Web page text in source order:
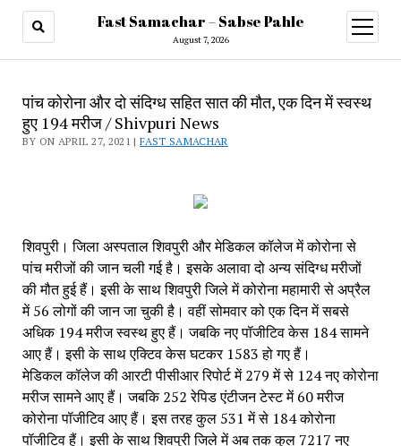
Fast Samachar – Sabse Pahle
August 7, 2026
open
menu
पांच कोरोना और दो संदिग्ध सहित सात की मौत, एक दिन में स्वस्थ
हुए 194 मरीज / Shivpuri News
BY ON APRIL 27, 2021 |FAST SAMACHAR
शिवपुरी। जिला अस्पताल शिवपुरी और मेडिकल कॉलेज में कोरोना से
पांच मरीजों की जान चली गई है। इसके अलावा दो अन्य संदिग्ध मरीजों
की मौत हुई हैं। इसी के साथ शिवपुरी जिले में कोरोना महामारी से अप्रैल
में 56 लोगों की जान जा चुकी है। वहीं सोमवार को एक दिन में सबसे
अधिक 194 मरीज स्वस्थ हुए हैं। जबकि नए पॉजीटिव केस 184 सामने
आए हैं। इसी के साथ एक्टिव केस घटकर 1583 हो गए हैं।
मेडिकल कॉलेज की आरटी पीसीआर रिपोर्ट में 279 में से 124 नए कोरोना
मरीज सामने आए हैं। जबकि 252 रेपिड एंटीजन टेस्ट में 60 मरीज
कोरोना पॉजीटिव आए हैं। इस तरह कुल 531 में से 184 कोरोना
पॉजीटिव हैं। इसी के साथ शिवपुरी जिले में अब तक कुल 7217 नए